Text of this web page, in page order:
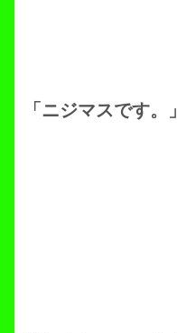
「ニジマスです。」